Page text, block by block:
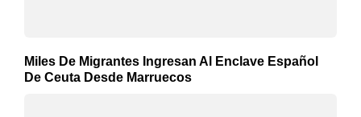
Miles De Migrantes Ingresan Al Enclave Español
De Ceuta Desde Marruecos